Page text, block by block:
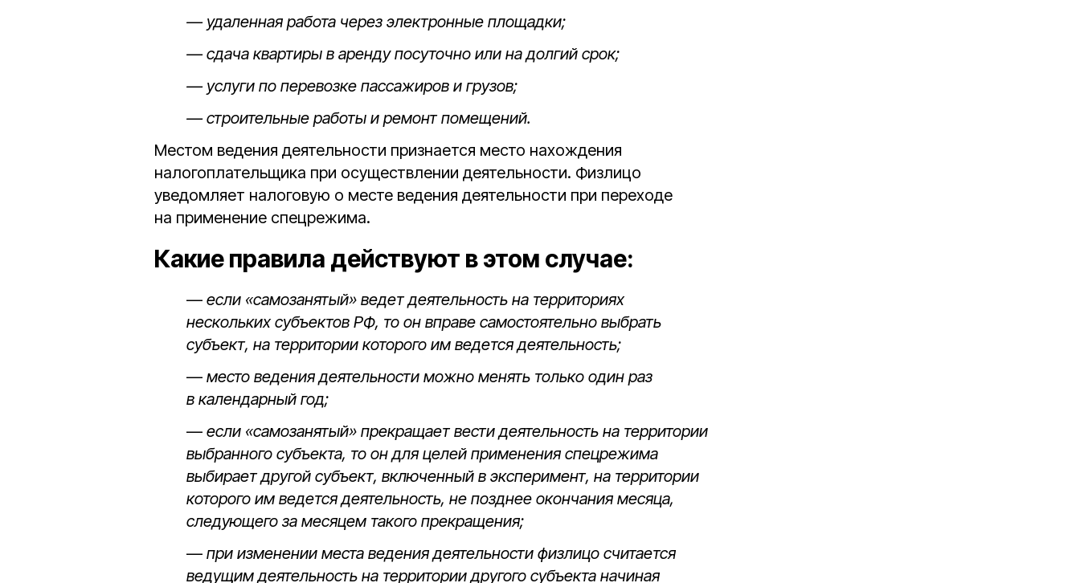
— удаленная работа через электронные площадки;
— сдача квартиры в аренду посуточно или на долгий срок;
— услуги по перевозке пассажиров и грузов;
— строительные работы и ремонт помещений.
Местом ведения деятельности признается место нахождения
налогоплательщика при осуществлении деятельности. Физлицо
уведомляет налоговую о месте ведения деятельности при переходе
на применение спецрежима.
Какие правила действуют в этом случае:
— если «самозанятый» ведет деятельность на территориях
нескольких субъектов РФ, то он вправе самостоятельно выбрать
субъект, на территории которого им ведется деятельность;
— место ведения деятельности можно менять только один раз
в календарный год;
— если «самозанятый» прекращает вести деятельность на территории
выбранного субъекта, то он для целей применения спецрежима
выбирает другой субъект, включенный в эксперимент, на территории
которого им ведется деятельность, не позднее окончания месяца,
следующего за месяцем такого прекращения;
— при изменении места ведения деятельности физлицо считается
ведущим деятельность на территории другого субъекта начиная